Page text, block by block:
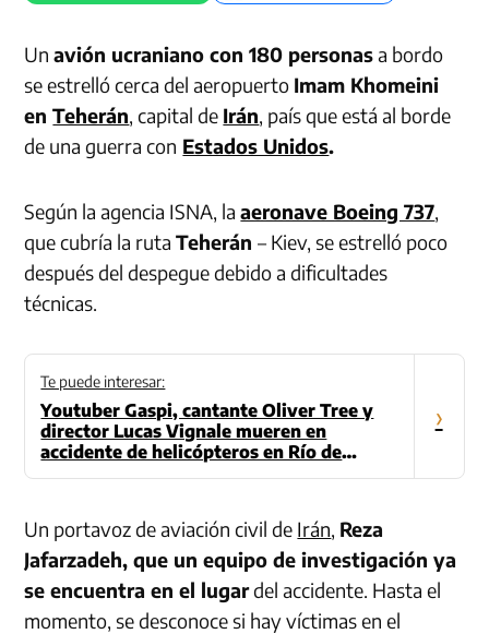
Unavión ucraniano con 180 personasa bordo
se estrelló cerca del aeropuerto Imam Khomeini
enTeherán, capital de Irán, país que está al borde
de una guerra con Estados Unidos.
Según la agencia ISNA, laaeronave Boeing 737,
que cubría la rutaTeherán– Kiev, se estrelló poco
después del despegue debido a dificultades
técnicas.
Te puede interesar:
Youtuber Gaspi, cantante Oliver Tree y
director Lucas Vignale mueren en
accidente de helicópteros en Río de
›
Un portavoz de aviación civil de Irán, Reza
Jafarzadeh, que un equipo de investigación ya
se encuentra en el lugardel accidente. Hasta el
momento, se desconoce si hay víctimas en el